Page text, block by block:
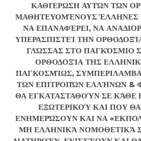
ΚΑΘΙΈΡΩΣΗ ΑΥΤΏΝ ΤΩΝ
ΜΑΘΗΤΕΥΟΜΈΝΟΥΣ ΈΛΛΗΝΕΣ
ΝΑ ΕΠΑΝΑΦΈΡΕΙ, ΝΑ
ΥΠΕΡΑΣΠΙΣΤΕΊ ΤΗΝ
ΓΛΏΣΣΑΣ ΣΤΟ ΠΑΓΚΌΣΜΙΟ
ΟΡΘΟΔΟΞΊΑ ΤΗΣ
ΠΑΓΚΟΣΜΊΩΣ,
ΤΩΝ ΕΠΙΤΡΟΠΏΝ ΕΛΛΉΝΩΝ &
ΘΑ ΕΓΚΑΤΑΣΤΑΘΟΎΝ ΣΕ ΚΆΘΕ
ΕΞΩΤΕΡΙΚΟΎ ΚΑΙ ΠΟΥ
ΕΝΗΜΕΡΏΣΟΥΝ ΚΑΙ ΝΑ
ΜΗ ΕΛΛΗΝΙΚΆ ΝΟΜΟΘΕΤΙΚΆ